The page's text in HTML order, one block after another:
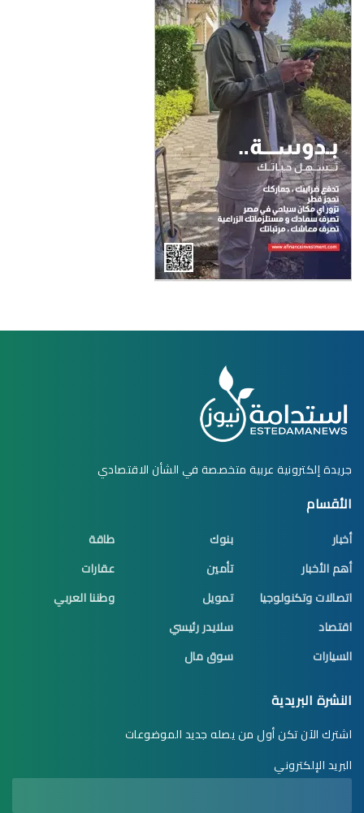
جريدة إلكترونية عربية متخصصة في الشأن الاقتصادي
الأقسام
أخبار
أهم الأخبار
اتصالات وتكنولوجيا
اقتصاد
السيارات
بنوك
تأمين
تمويل
سلايدر رئيسي
سوق مال
طاقة
عقارات
وطننا العربي
النشرة البريدية
اشترك الآن تكن أول من يصله جديد الموضوعات
البريد الإلكتروني